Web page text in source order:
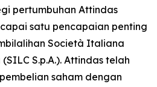
pertumbuhan Attindas
satu pencapaian penting
Società Italiana
S.p.A.). Attindas telah
saham dengan